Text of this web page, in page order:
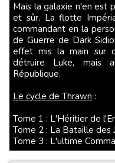
Mais la galaxie n'en est
et sûr. La flotte
commandant en la
de Guerre de Dark
effet mis la main sur
détruire Luke, mais
République.
Le cycle de Thrawn :
Tome 1 : L'Héritier de
Tome 2 : La Bataille des
Tome 3 : L'ultime